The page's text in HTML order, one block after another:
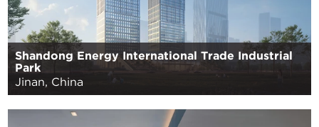
Shandong Energy International Trade Industrial
Park
Jinan, China